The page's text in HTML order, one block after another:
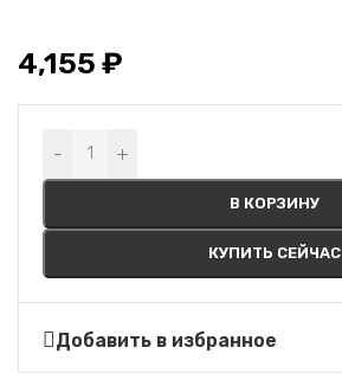
4,155 ₽
- +
В КОРЗИНУ
КУПИТЬ СЕЙЧАС
Alternative:
Добавить в избранное